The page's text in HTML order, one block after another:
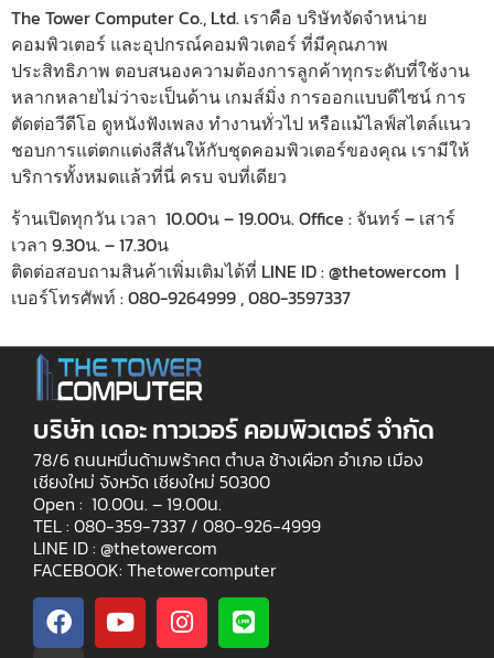
The Tower Computer Co., Ltd. เราคือ บริษัทจัดจำหน่าย
คอมพิวเตอร์ และอุปกรณ์คอมพิวเตอร์ ที่มีคุณภาพ
ประสิทธิภาพ ตอบสนองความต้องการลูกค้าทุกระดับที่ใช้งาน
หลากหลายไม่ว่าจะเป็นด้าน เกมส์มิ่ง การออกแบบดีไซน์ การ
ตัดต่อวีดีโอ ดูหนังฟังเพลง ทำงานทั่วไป หรือแม้ไลฟ์สไตล์แนว
ชอบการแต่ตกแต่งสีสันให้กับชุดคอมพิวเตอร์ของคุณ เรามีให้
บริการทั้งหมดแล้วที่นี่ ครบ จบที่เดียว
ร้านเปิดทุกวัน เวลา 10.00น – 19.00น. Office : จันทร์ – เสาร์
เวลา 9.30น. – 17.30น
ติดต่อสอบถามสินค้าเพิ่มเติมได้ที่ LINE ID : @thetowercom |
เบอร์โทรศัพท์ : 080-9264999 , 080-3597337
บริษัท เดอะ ทาวเวอร์ คอมพิวเตอร์ จำกัด
78/6 ถนนหมื่นด้ามพร้าคต ตำบล ช้างเผือก อำเภอ เมือง
เชียงใหม่ จังหวัด เชียงใหม่ 50300
Open : 10.00น. – 19.00น.
TEL : 080-359-7337 / 080-926-4999
LINE ID : @thetowercom
FACEBOOK: Thetowercomputer